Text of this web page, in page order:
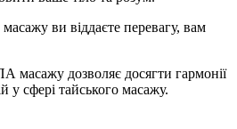
ви віддаєте перевагу, вам
масажу дозволяє досягти гармонії
у сфері тайського масажу.